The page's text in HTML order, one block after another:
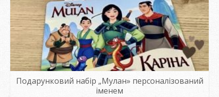
Подарунковий набір „Мулан» персоналізований
іменем